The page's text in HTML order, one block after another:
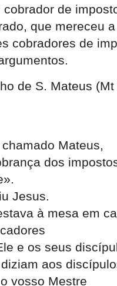
de
que mereceu
cobradores de
de S. Mateus (Mt
Mateus,
dos
Jesus.
à mesa em
e os seus
aos
vosso Mestre